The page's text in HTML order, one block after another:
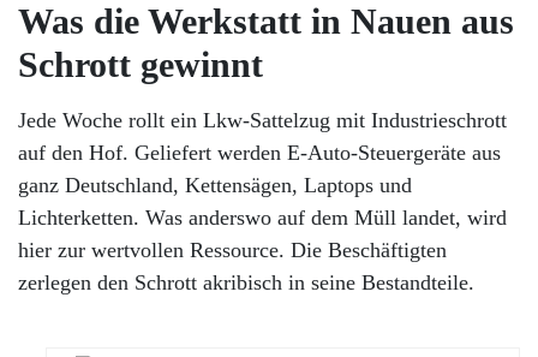
Was die Werkstatt in Nauen aus
Schrott gewinnt
Jede Woche rollt ein Lkw-Sattelzug mit Industrieschrott
auf den Hof. Geliefert werden E-Auto-Steuergeräte aus
ganz Deutschland, Kettensägen, Laptops und
Lichterketten. Was anderswo auf dem Müll landet, wird
hier zur wertvollen Ressource. Die Beschäftigten
zerlegen den Schrott akribisch in seine Bestandteile.